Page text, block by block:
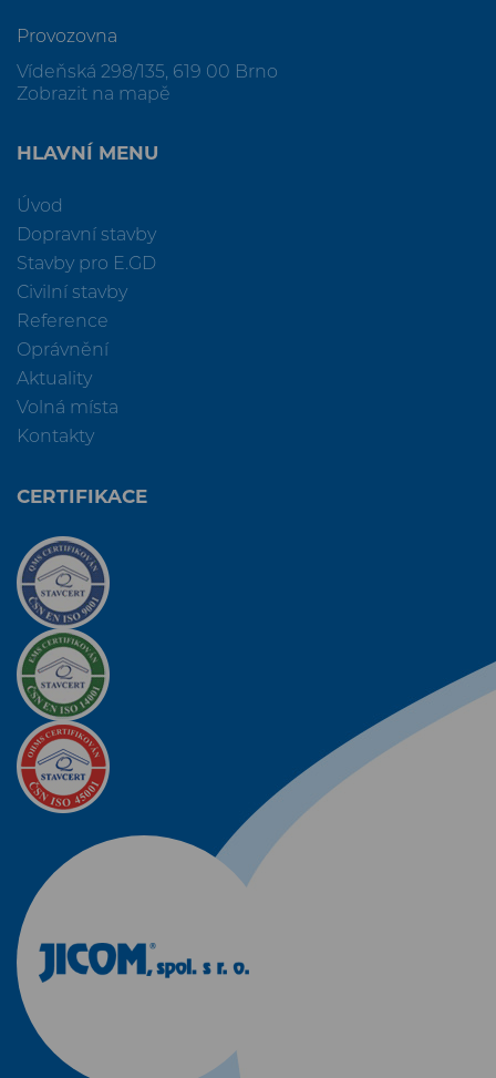
Provozovna
Vídeňská 298/135, 619 00 Brno
Zobrazit na mapě
HLAVNÍ MENU
Úvod
Dopravní stavby
Stavby pro E.GD
Civilní stavby
Reference
Oprávnění
Aktuality
Volná místa
Kontakty
CERTIFIKACE